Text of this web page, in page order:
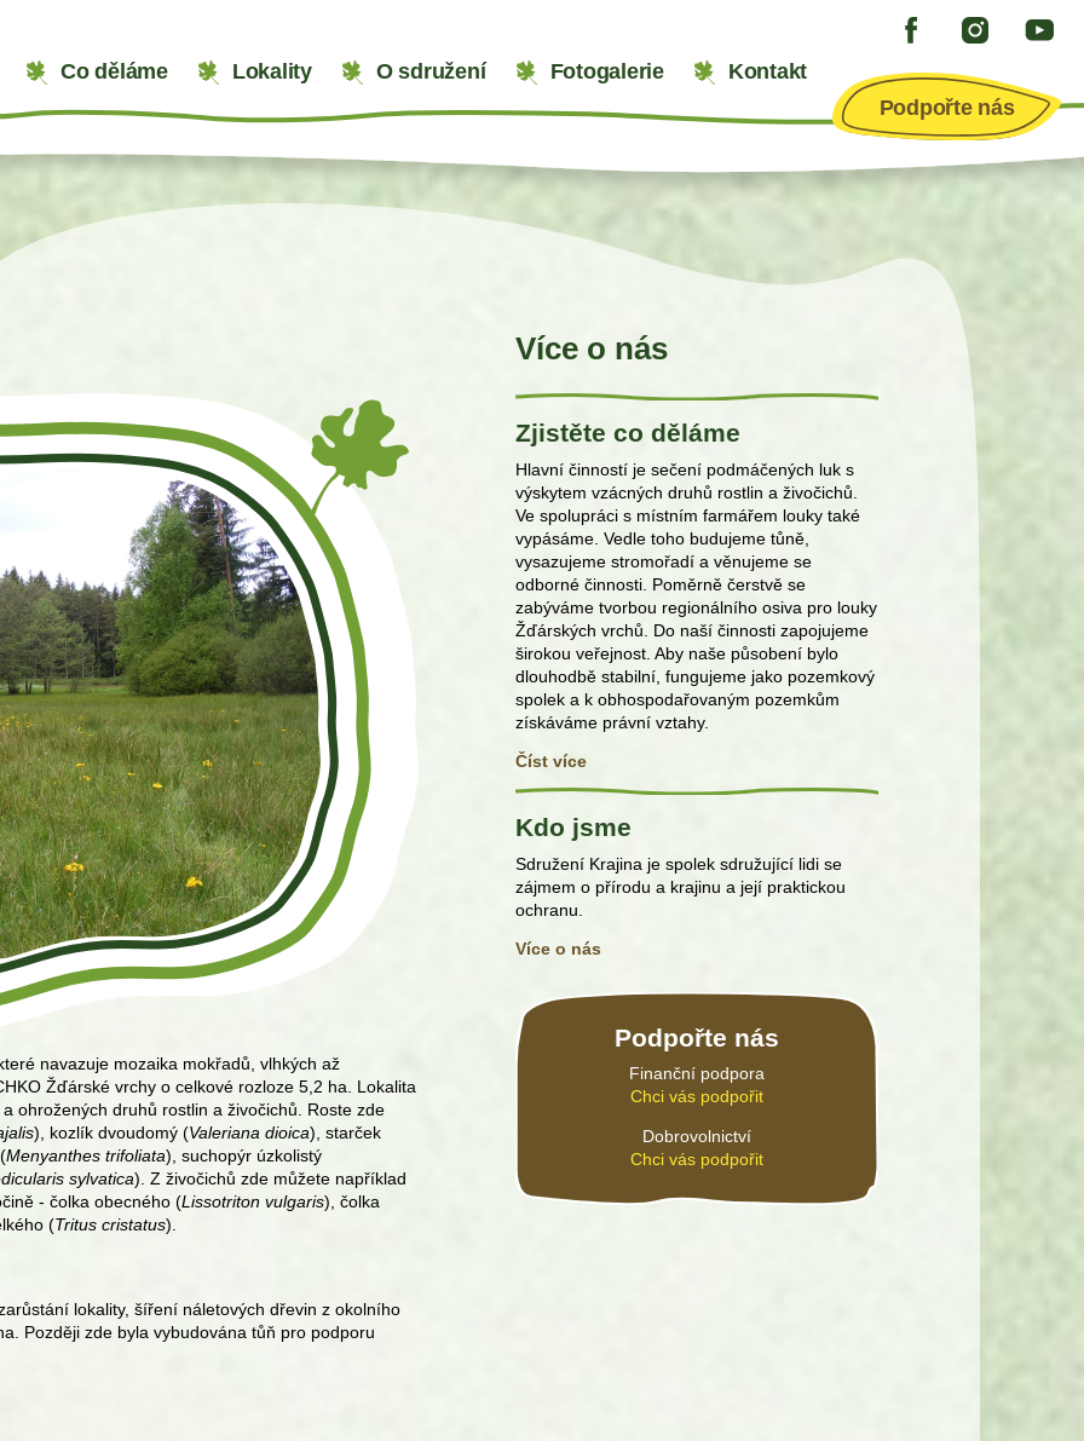
Co děláme Lokality O sdružení Fotogalerie
Kontakt
Podpořte nás
navazuje mozaika mokřadů, vlhkých až
Žďárské vrchy o celkové rozloze 5,2 ha. Lokalita
ohrožených druhů rostlin a živočichů. Roste zde
), kozlík dvoudomý (Valeriana dioica), starček
Menyanthes trifoliata), suchopýr úzkolistý
sylvatica). Z živočichů zde můžete například
- čolka obecného (Lissotriton vulgaris), čolka
(Tritus cristatus).
lokality, šíření náletových dřevin z okolního
Později zde byla vybudována tůň pro podporu
Více o nás
Zjistěte co děláme
Hlavní činností je sečení podmáčených luk s
výskytem vzácných druhů rostlin a živočichů.
Ve spolupráci s místním farmářem louky také
vypásáme. Vedle toho budujeme tůně,
vysazujeme stromořadí a věnujeme se
odborné činnosti. Poměrně čerstvě se
zabýváme tvorbou regionálního osiva pro louky
Žďárských vrchů. Do naší činnosti zapojujeme
širokou veřejnost. Aby naše působení bylo
dlouhodbě stabilní, fungujeme jako pozemkový
spolek a k obhospodařovaným pozemkům
získáváme právní vztahy.
Číst více
Kdo jsme
Sdružení Krajina je spolek sdružující lidi se
zájmem o přírodu a krajinu a její praktickou
ochranu.
Více o nás
Podpořte nás
Finanční podpora
Chci vás podpořit
Dobrovolnictví
Chci vás podpořit